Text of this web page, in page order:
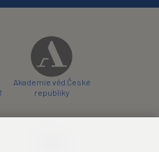
Akademie věd České
republiky